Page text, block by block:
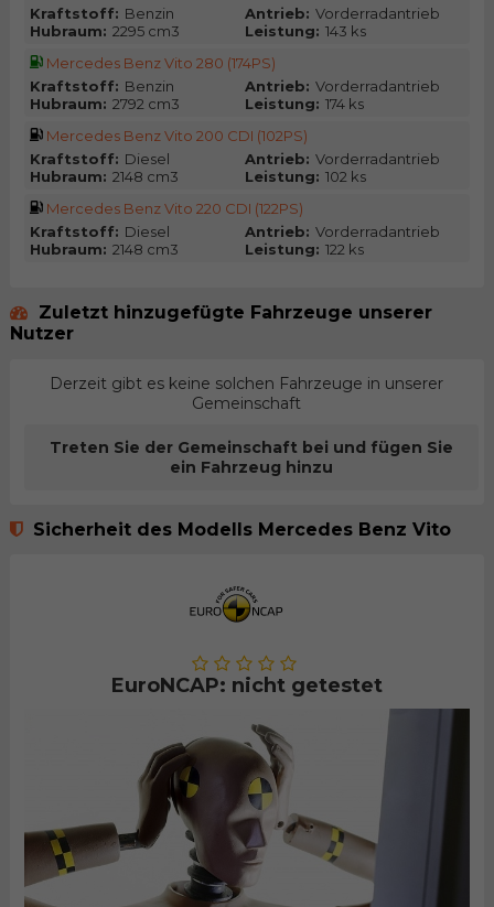
Kraftstoff: Benzin Antrieb: Vorderradantrieb
Hubraum: 2295 cm3 Leistung: 143 ks
Mercedes Benz Vito 280 (174PS)
Kraftstoff: Benzin Antrieb: Vorderradantrieb
Hubraum: 2792 cm3 Leistung: 174 ks
Mercedes Benz Vito 200 CDI (102PS)
Kraftstoff: Diesel Antrieb: Vorderradantrieb
Hubraum: 2148 cm3 Leistung: 102 ks
Mercedes Benz Vito 220 CDI (122PS)
Kraftstoff: Diesel Antrieb: Vorderradantrieb
Hubraum: 2148 cm3 Leistung: 122 ks
Zuletzt hinzugefügte Fahrzeuge unserer
Nutzer
Derzeit gibt es keine solchen Fahrzeuge in unserer
Gemeinschaft
Treten Sie der Gemeinschaft bei und fügen Sie
ein Fahrzeug hinzu
Sicherheit des Modells Mercedes Benz Vito
EuroNCAP: nicht getestet